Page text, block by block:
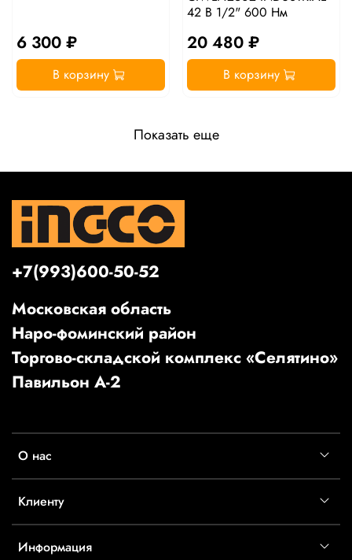
6 300 ₽
В корзину
42 В 1/2" 600 Нм
20 480 ₽
В корзину
Показать еще
О нас
Клиенту
Информация
+7(993)600-50-52
Московская область
Наро-фоминский район
Торгово-складской комплекс «Селятино»
Павильон А-2